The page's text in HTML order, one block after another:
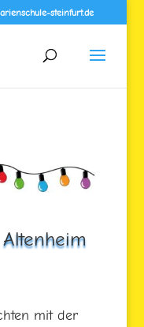
steinfurt.de
mit der